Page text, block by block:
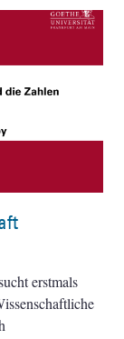
erstmals